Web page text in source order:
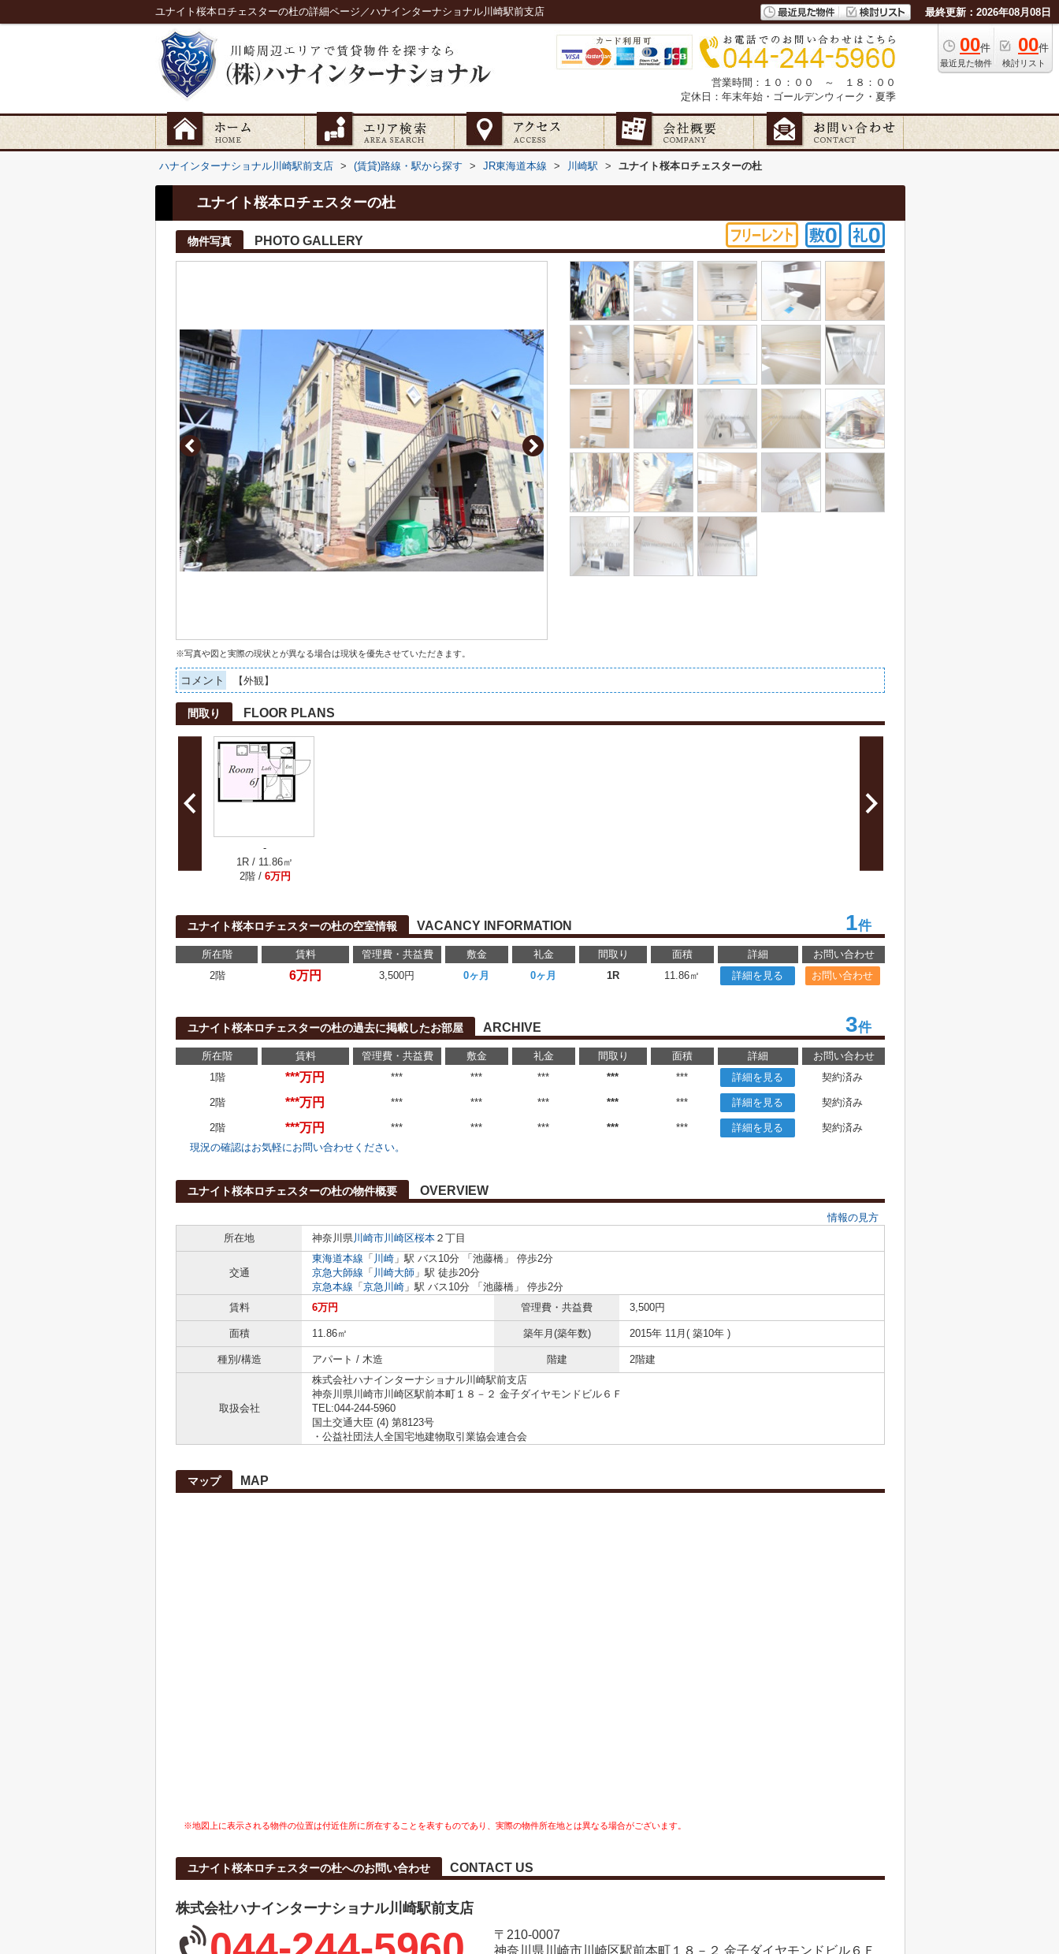
ユナイト桜本ロチェスターの杜の詳細ページ／ハナインターナショナル川崎駅前支店 最終更新：2026年08月08日
00件
最近見た物件
00件
検討リスト
営業時間：１０：００ ～ １８：００
定休日：年末年始・ゴールデンウィーク・夏季
ハナインターナショナル川崎駅前支店 > (賃貸)路線・駅から探す > JR東海道本線 > 川崎駅 > ユナイト桜本ロチェスターの杜
ユナイト桜本ロチェスターの杜
物件写真 PHOTO GALLERY
※写真や図と実際の現状とが異なる場合は現状を優先させていただきます。
コメント 【外観】
間取り FLOOR PLANS
-
1R / 11.86㎡
2階 / 6万円
ユナイト桜本ロチェスターの杜の空室情報 VACANCY INFORMATION 1件
所在階 賃料 管理費・共益費 敷金 礼金 間取り 面積 詳細
お問い合わせ
2階
6万円 3,500円 0ヶ月 0ヶ月 1R 11.86㎡ 詳細を見る お問い合わせ
ユナイト桜本ロチェスターの杜の過去に掲載したお部屋 ARCHIVE 3件
所在階 賃料 管理費・共益費 敷金 礼金 間取り 面積 詳細
お問い合わせ
1階
***万円 *** *** *** *** *** 詳細を見る 契約済み
2階 ***万円 *** *** *** *** *** 詳細を見る 契約済み
2階 ***万円 *** *** *** *** *** 詳細を見る
契約済み
現況の確認はお気軽にお問い合わせください。
ユナイト桜本ロチェスターの杜の物件概要 OVERVIEW
情報の見方
所在地
神奈川県川崎市川崎区桜本 ２丁目
交通
東海道本線 「 川崎 」駅 バス10分 「池藤橋」 停歩2分
京急大師線 「 川崎大師 」駅 徒歩20分
京急本線 「 京急川崎 」駅 バス10分 「池藤橋」 停歩2分
賃料
6万円 管理費・共益費 3,500円
面積 11.86㎡ 築年月(築年数) 2015年 11月( 築10年 )
種別/構造 アパート / 木造 階建 2階建
取扱会社
株式会社ハナインターナショナル川崎駅前支店
神奈川県川崎市川崎区駅前本町１８－２ 金子ダイヤモンドビル６Ｆ
TEL:044-244-5960
国土交通大臣 (4) 第8123号
・公益社団法人全国宅地建物取引業協会連合会
マップ MAP
※地図上に表示される物件の位置は付近住所に所在することを表すものであり、実際の物件所在地とは異なる場合がございます。
ユナイト桜本ロチェスターの杜へのお問い合わせ CONTACT US
株式会社ハナインターナショナル川崎駅前支店
〒210-0007
神奈川県川崎市川崎区駅前本町１８－２ 金子ダイヤモンドビル６Ｆ